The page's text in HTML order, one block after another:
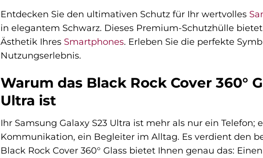
Entdecken Sie den ultimativen Schutz für Ihr wertvolles
in elegantem Schwarz. Dieses Premium-Schutzhülle
Ästhetik Ihres Smartphones. Erleben Sie die perfekte
Nutzungserlebnis.
Warum das Black Rock Cover 360°
Ultra ist
Ihr Samsung Galaxy S23 Ultra ist mehr als nur ein
Kommunikation, ein Begleiter im Alltag. Es verdient den
Black Rock Cover 360° Glass bietet Ihnen genau das: